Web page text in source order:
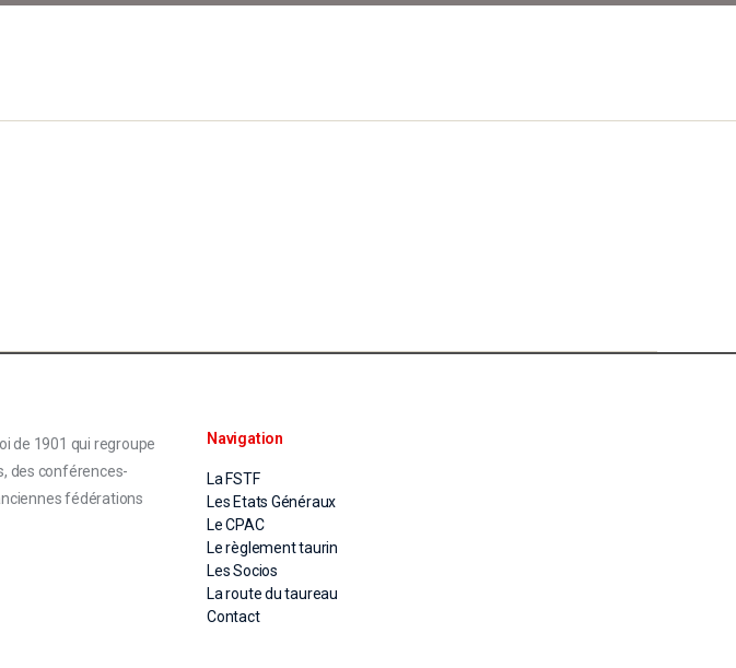
de 1901 qui regroupe
des conférences-
fédérations
Navigation
La FSTF
Les Etats Généraux
Le CPAC
Le règlement taurin
Les Socios
La route du taureau
Contact